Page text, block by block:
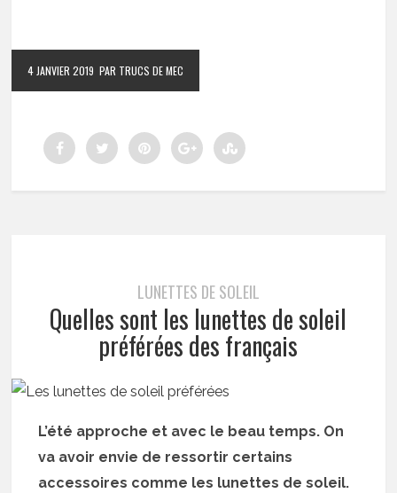
4 JANVIER 2019 PAR TRUCS DE MEC
LUNETTES DE SOLEIL
Quelles sont les lunettes de soleil
préférées des français
L’été approche et avec le beau temps. On
va avoir envie de ressortir certains
accessoires comme les lunettes de soleil.